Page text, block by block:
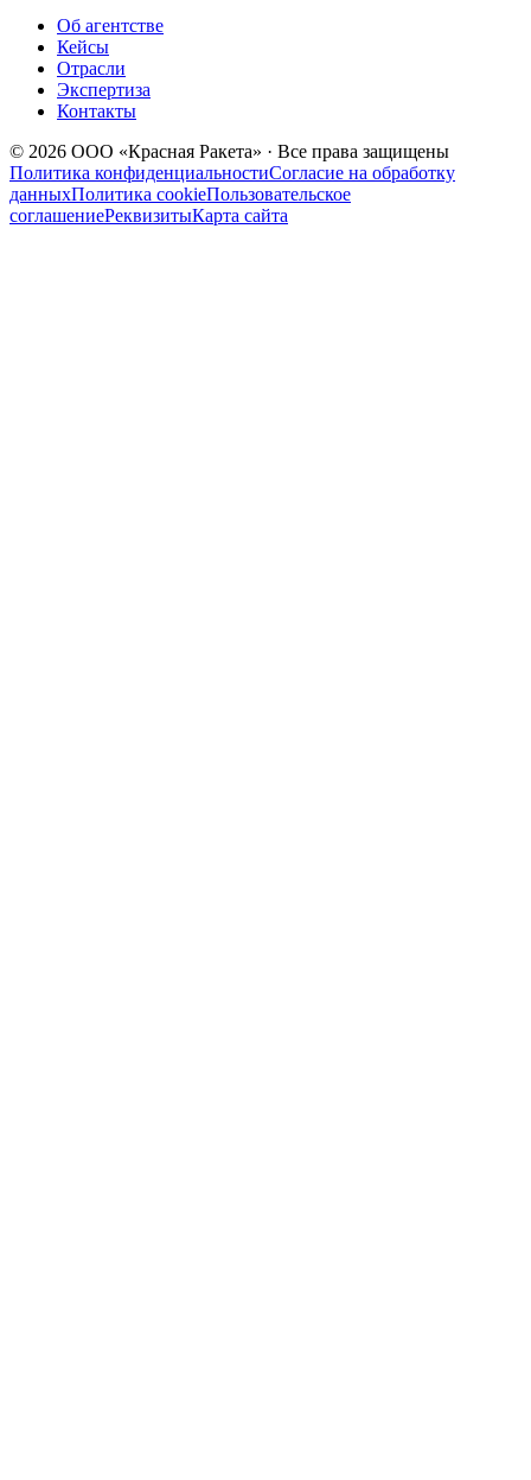
Об агентстве
Кейсы
Отрасли
Экспертиза
Контакты
© 2026 ООО «Красная Ракета» · Все права защищены
Политика конфиденциальностиСогласие на обработку
данныхПолитика cookieПользовательское
соглашениеРеквизитыКарта сайта